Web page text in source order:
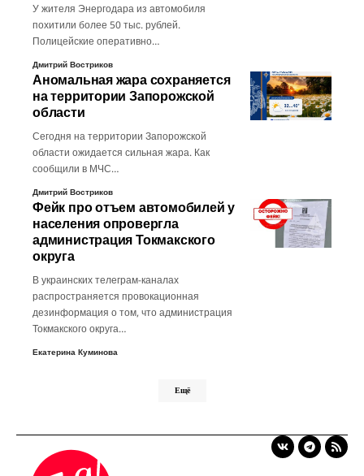
У жителя Энергодара из автомобиля
похитили более 50 тыс. рублей.
Полицейские оперативно…
Дмитрий Востриков
Аномальная жара сохраняется
на территории Запорожской
области
Сегодня на территории Запорожской
области ожидается сильная жара. Как
сообщили в МЧС…
Дмитрий Востриков
Фейк про отъем автомобилей у
населения опровергла
администрация Токмакского
округа
В украинских телеграм-каналах
распространяется провокационная
дезинформация о том, что администрация
Токмакского округа…
Екатерина Куминова
Ещё